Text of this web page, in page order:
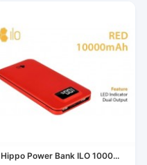
Hippo Power Bank ILO 1000...